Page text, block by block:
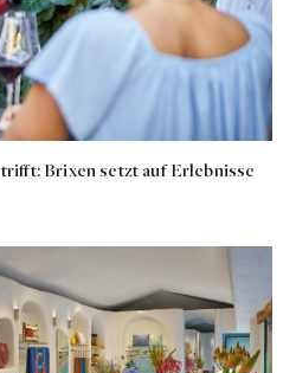
Brixen setzt auf Erlebnisse